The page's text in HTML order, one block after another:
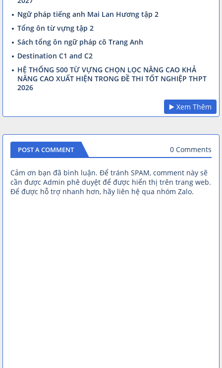
Ngữ pháp tiếng anh Mai Lan Hương tập 2
Tổng ôn từ vựng tập 2
Sách tổng ôn ngữ pháp cô Trang Anh
Destination C1 and C2
HỆ THỐNG 500 TỪ VỰNG CHỌN LỌC NÂNG CAO KHẢ
NĂNG CAO XUẤT HIỆN TRONG ĐỀ THI TỐT NGHIỆP THPT
2026
▶️ Xem Thêm
POST A COMMENT 0 Comments
Cảm ơn bạn đã bình luận. Để tránh SPAM, comment này sẽ
cần được Admin phê duyệt để được hiển thị trên trang web.
Để được hỗ trợ nhanh hơn, hãy liên hệ qua nhóm Zalo.